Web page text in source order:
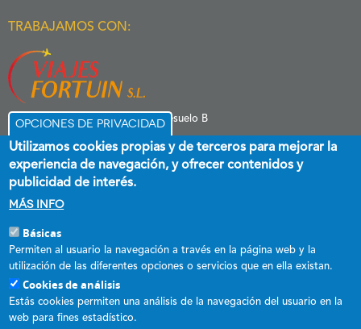
TRABAJAMOS CON:
C/ Menéndez Pelayo 6 Entresuelo B
Esta empresa ha recibido una subvención destinada a promover el
empleo estable y de calidad, cofinanciada al 60 % por el Fondo Social
Europeo plus y el Gobierno de Cantabria a través del Programa
Operativo FSE+ de Cantabria 2021-2027.
DECRETO 31/2017, de 18 de mayo, por el que se regula el
Opciones de privacidad
Utilizamos cookies propias y de terceros para mejorar la
experiencia de navegación, y ofrecer contenidos y
publicidad de interés.
Más info
Básicas
Permiten al usuario la navegación a través en la página web y la
utilización de las diferentes opciones o servicios que en ella existan.
Cookies de análisis
Estás cookies permiten una análisis de la navegación del usuario en la
web para fines estadístico.